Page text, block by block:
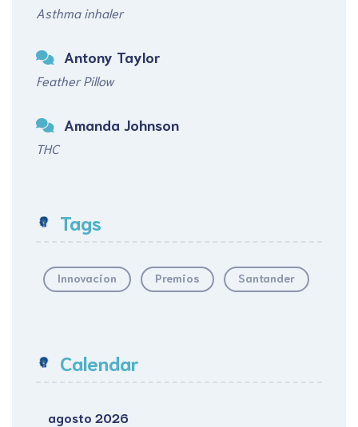
Asthma inhaler
Antony Taylor
Feather Pillow
Amanda Johnson
THC
Tags
Innovacion Premios Santander
Calendar
agosto 2026